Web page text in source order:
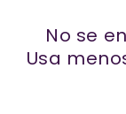
No se
Usa